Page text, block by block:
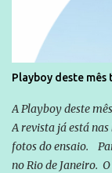
que possibilite
forma consistente
cidadão brasileiro
da Lava Jato,
quem vai ser preso
simples ao mais
seus direitos e
Playboy deste mês
A Playboy deste
A revista já está
fotos do ensaio.
no Rio de Janeiro.